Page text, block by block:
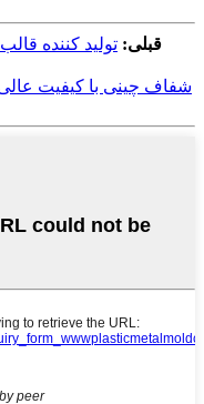
قبلی: تولید کننده